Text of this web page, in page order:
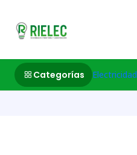
Categorías Electricidad